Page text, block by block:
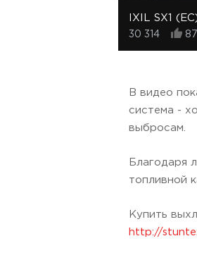
IXIL SX1
30 314 871
В видео
система -
выбросам.
Благодаря
топливной
Купить
http://